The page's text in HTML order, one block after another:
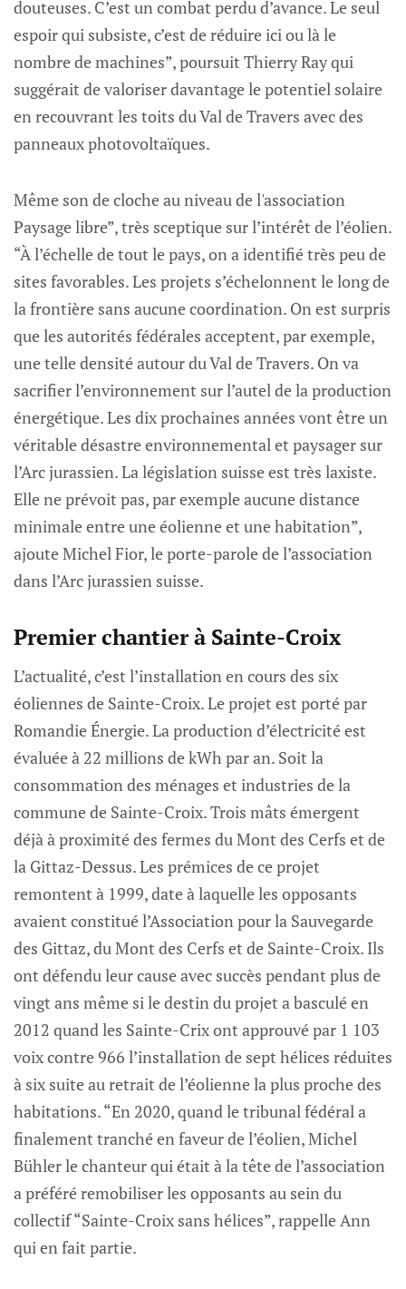
douteuses. C’est un combat perdu d’avance. Le seul
espoir qui subsiste, c’est de réduire ici ou là le
nombre de machines”, poursuit Thierry Ray qui
suggérait de valoriser davantage le potentiel solaire
en recouvrant les toits du Val de Travers avec des
panneaux photovoltaïques.
Même son de cloche au niveau de l'association
Paysage libre”, très sceptique sur l’intérêt de l’éolien.
“À l’échelle de tout le pays, on a identifié très peu de
sites favorables. Les projets s’échelonnent le long de
la frontière sans aucune coordination. On est surpris
que les autorités fédérales acceptent, par exemple,
une telle densité autour du Val de Travers. On va
sacrifier l’environnement sur l’autel de la production
énergétique. Les dix prochaines années vont être un
véritable désastre environnemental et paysager sur
l’Arc jurassien. La législation suisse est très laxiste.
Elle ne prévoit pas, par exemple aucune distance
minimale entre une éolienne et une habitation”,
ajoute Michel Fior, le porte-parole de l’association
dans l’Arc jurassien suisse.
Premier chantier à Sainte-Croix
L’actualité, c’est l’installation en cours des six
éoliennes de Sainte-Croix. Le projet est porté par
Romandie Énergie. La production d’électricité est
évaluée à 22 millions de kWh par an. Soit la
consommation des ménages et industries de la
commune de Sainte-Croix. Trois mâts émergent
déjà à proximité des fermes du Mont des Cerfs et de
la Gittaz-Dessus. Les prémices de ce projet
remontent à 1999, date à laquelle les opposants
avaient constitué l’Association pour la Sauvegarde
des Gittaz, du Mont des Cerfs et de Sainte-Croix. Ils
ont défendu leur cause avec succès pendant plus de
vingt ans même si le destin du projet a basculé en
2012 quand les Sainte-Crix ont approuvé par 1 103
voix contre 966 l’installation de sept hélices réduites
à six suite au retrait de l’éolienne la plus proche des
habitations. “En 2020, quand le tribunal fédéral a
finalement tranché en faveur de l’éolien, Michel
Bühler le chanteur qui était à la tête de l’association
a préféré remobiliser les opposants au sein du
collectif “Sainte-Croix sans hélices”, rappelle Ann
qui en fait partie.